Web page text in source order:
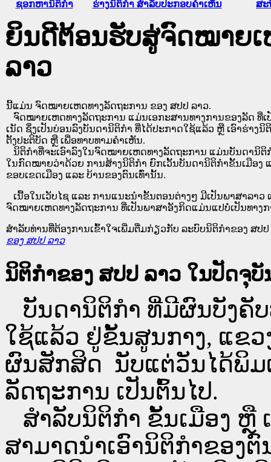
ຊອກຫານິຕິກໍາ ຮ່າງນິຕິກໍາ ສໍາລັບປະກອບຄໍາເຫັນ ສະ
ຍິນດີຕ້ອນຮັບສູ່ຈົດໝາຍເ
ລາວ
ນີ້ແມ່ນ ຈົດໝາຍເຫດທາງລັດຖະການ ຂອງ ສປປ ລາວ.
ຈົດໝາຍເຫດທາງລັດຖະການ ແມ່ນ​ເອ​ກະ​ສານ​ທາງ​ການ​ຂອງ​ລັດ ທີ່​ເ
ເນັດ ຊຶ່ງ​ເປັນ​ບ່ອນ​ລົງ​ບັນ​ດາ​ນິ​ຕິ​ກຳ ທີ່ໄດ້ປະກາດໃຊ້ແລ້ວ ຫຼື ເອົາຮ່າງ
ຕັ້ງ​ປະ​ຕິ​ບັດ ຫຼື ເພື່ອທາບທາມຄໍາເຫັນ.
ນິ​ຕິ​ກຳ​ທີ່​ຈະ​ເອົາ​ລົງ​ໃນ​ຈົດ​ໝາຍ​ເຫດ​ທາງ​ລັດ​ຖະ​ການ ​ແມ່ນ​ບັນ​ດາ​ນິ​ຕິ​
ໃນ​ກົດ​ໝາຍ​ວ່າ​ດ້ວຍ​ ການ​ສ້າງ​ນິ​ຕິ​ກຳ ຍົກ​ເວັ້ນ​ບັນ​ດານິ​ຕິ​ກຳ​ຂັ້ນ​ເມືອງ
ຂອບ​ເຂດ​ເມືອງ ແລະ ບ້ານ​ຂອງ​ຕົນ​ເທົ່າ​ນັ້ນ.
ເນື້ອໃນ​ເວັບ​ໄຊ​ ແລະ ການແນະນໍາຂັ້ນຕອນຕ່າງໆ ມີເປັນພາສາລາວ
ຈົດໝາຍເຫດທາງລັດຖະການ ທີ່ເປັນພາສາອັງກິດແມ່ນແປບໍ່ເປັນທາງ
ສໍາລັບທ່ານທີ່ຕ້ອງການເຂົ້າໃຈເພີ່ມຕື່ມກ່ຽວກັບ ລະບົບນິຕິກຳຂອງ ສປປ
ຂອງ ສປປ ລາວ
ນິຕິກຳຂອງ ສປປ ລາວ ໃນປັດຈຸ
ບັນດານິຕິກໍາ ທີ່ມີຜົນບັງຄັ
ໃຊ້ແລ້ວ ຢູ່ຂັ້ນ​ສູນ​ກາງ, ແຂ
ຜົນສັກສິດ ນັບ​ແຕ່​ວັນໄດ້ພິມ
ລັດຖະການ ເປັນ​ຕົ້ນ​ໄປ.
ສຳລັບນິ​ຕິ​ກຳ ຂັ້ນເມືອງ ຫຼື
ສາມາດນຳເອົານິຕິກຳຂອງ